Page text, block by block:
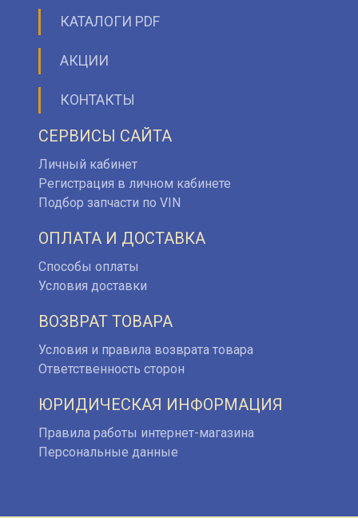
КАТАЛОГИ PDF
АКЦИИ
КОНТАКТЫ
СЕРВИСЫ САЙТА
Личный кабинет
Регистрация в личном кабинете
Подбор запчасти по VIN
ОПЛАТА И ДОСТАВКА
Способы оплаты
Условия доставки
ВОЗВРАТ ТОВАРА
Условия и правила возврата товара
Ответственность сторон
ЮРИДИЧЕСКАЯ ИНФОРМАЦИЯ
Правила работы интернет-магазина
Персональные данные